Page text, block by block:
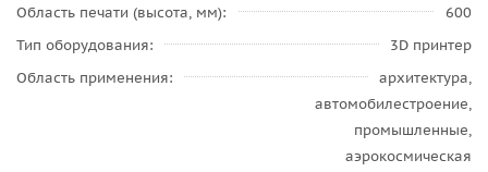
Область печати (высота, мм)
600
Тип оборудования
3D принтер
Область применения
архитектура,
автомобилестроение,
промышленные,
аэрокосмическая